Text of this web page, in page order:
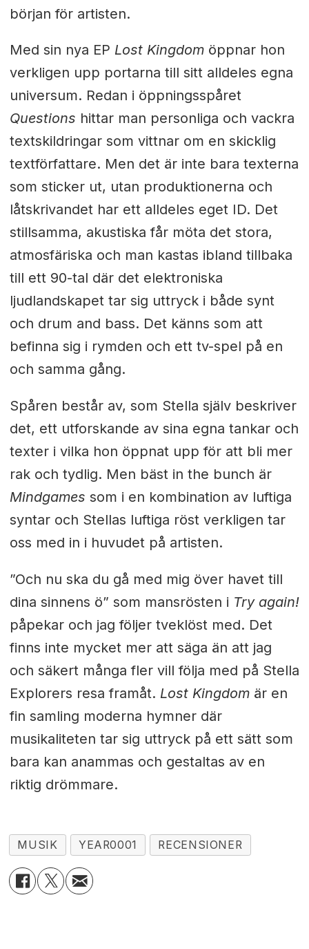
början för artisten.
Med sin nya EP Lost Kingdomöppnar hon
verkligen upp portarna till sitt alldeles egna
universum. Redan i öppningsspåret
Questions hittar man personliga och vackra
textskildringar som vittnar om en skicklig
textförfattare. Men det är inte bara texterna
som sticker ut, utan produktionerna och
låtskrivandet har ett alldeles eget ID. Det
stillsamma, akustiska får möta det stora,
atmosfäriska och man kastas ibland tillbaka
till ett 90-tal där det elektroniska
ljudlandskapet tar sig uttryck i både synt
och drum and bass. Det känns som att
befinna sig i rymden och ett tv-spel på en
och samma gång.
Spåren består av, som Stella själv beskriver
det, ett utforskande av sina egna tankar och
texter i vilka hon öppnat upp för att bli mer
rak och tydlig. Men bäst in the bunch är
Mindgames som i en kombination av luftiga
syntar och Stellas luftiga röst verkligen tar
oss med in i huvudet på artisten.
”Och nu ska du gå med mig över havet till
dina sinnens ö” som mansrösten i Try again!
påpekar och jag följer tveklöst med. Det
finns inte mycket mer att säga än att jag
och säkert många fler vill följa med på Stella
Explorers resa framåt. Lost Kingdomär en
fin samling moderna hymner där
musikaliteten tar sig uttryck på ett sätt som
bara kan anammas och gestaltas av en
riktig drömmare.
MUSIK YEAR0001 RECENSIONER